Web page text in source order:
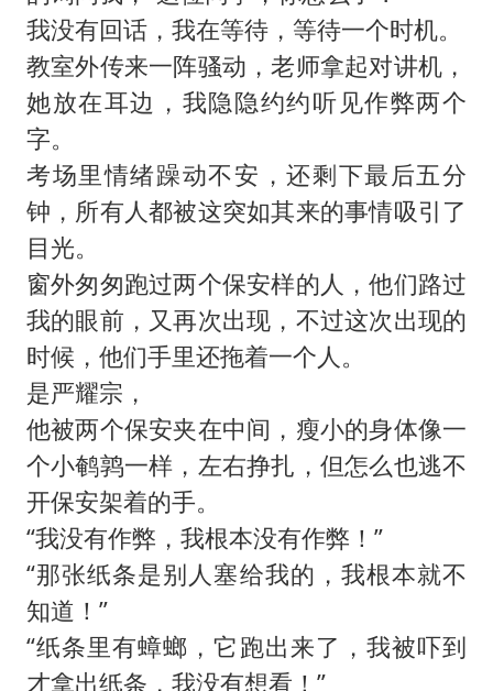
我没有回话，我在等待，等待一个时机。
教室外传来一阵骚动，老师拿起对讲机，
她放在耳边，我隐隐约约听见作弊两个
字。
考场里情绪躁动不安，还剩下最后五分
钟，所有人都被这突如其来的事情吸引了
目光。
窗外匆匆跑过两个保安样的人，他们路过
我的眼前，又再次出现，不过这次出现的
时候，他们手里还拖着一个人。
是严耀宗，
他被两个保安夹在中间，瘦小的身体像一
个小鹌鹑一样，左右挣扎，但怎么也逃不
开保安架着的手。
“我没有作弊，我根本没有作弊！”
“那张纸条是别人塞给我的，我根本就不
知道！”
“纸条里有蟑螂，它跑出来了，我被吓到
才拿出纸条，我没有想看！”